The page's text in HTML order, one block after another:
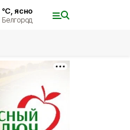
°С, ясно
Белгород